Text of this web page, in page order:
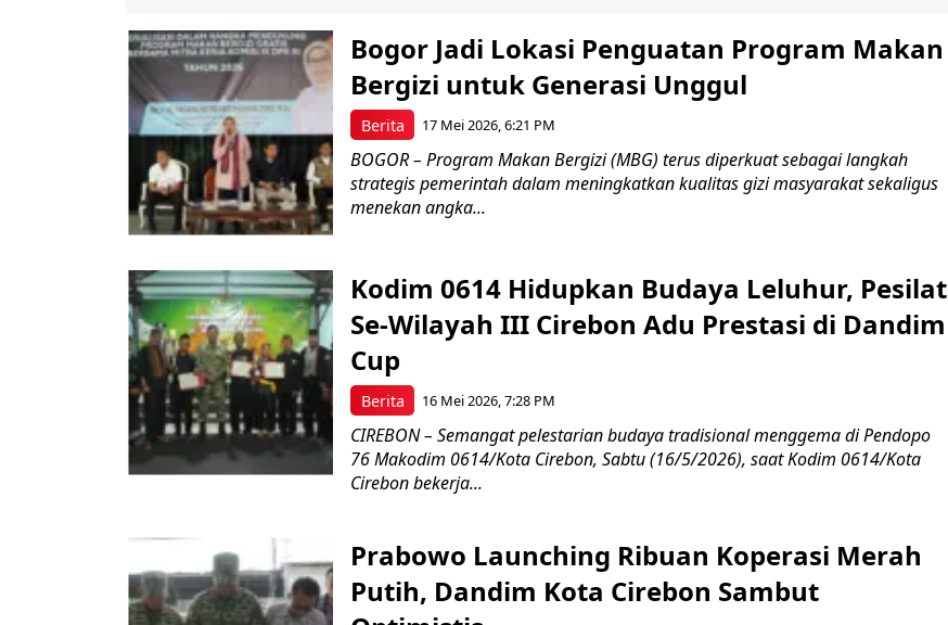
Berita
Bogor Jadi Lokasi Penguatan Program Makan
Bergizi untuk Generasi Unggul
17 Mei 2026, 6:21 PM
BOGOR – Program Makan Bergizi (MBG) terus diperkuat sebagai langkah
strategis pemerintah dalam meningkatkan kualitas gizi masyarakat sekaligus
menekan angka...
Berita
Kodim 0614 Hidupkan Budaya Leluhur, Pesilat
Se-Wilayah III Cirebon Adu Prestasi di Dandim
Cup
16 Mei 2026, 7:28 PM
CIREBON – Semangat pelestarian budaya tradisional menggema di Pendopo
76 Makodim 0614/Kota Cirebon, Sabtu (16/5/2026), saat Kodim 0614/Kota
Cirebon bekerja...
Prabowo Launching Ribuan Koperasi Merah
Putih, Dandim Kota Cirebon Sambut